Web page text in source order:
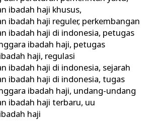
ibadah haji khusus,
ibadah haji reguler, perkembangan
ibadah haji di indonesia, petugas
ibadah haji, petugas
haji, regulasi
ibadah haji di indonesia, sejarah
ibadah haji di indonesia,tugas
ibadah haji, undang-undang
ibadah haji terbaru, uu
haji